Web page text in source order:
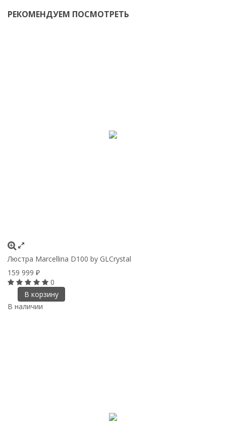
РЕКОМЕНДУЕМ ПОСМОТРЕТЬ
Люстра Marcellina D100 by GLCrystal
159 999 ₽
0
В корзину
В наличии